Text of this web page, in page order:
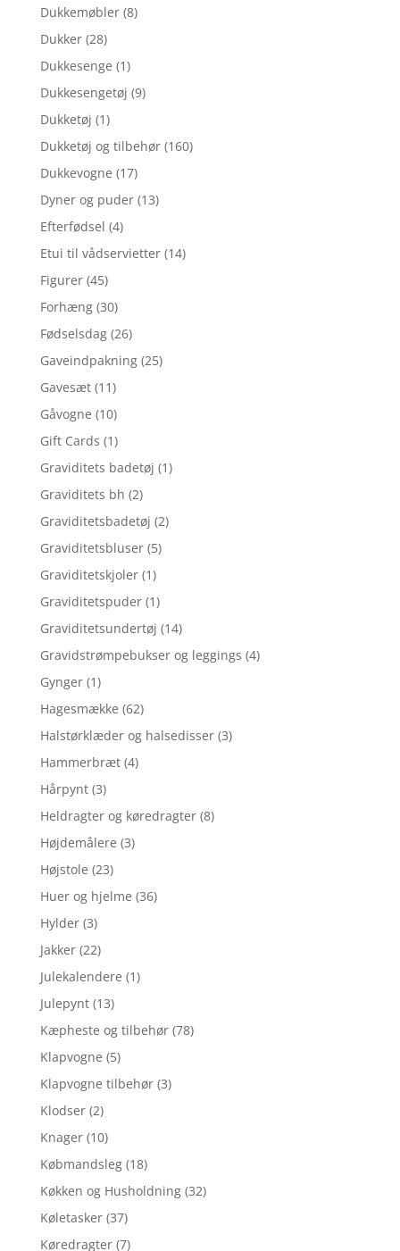
Dukkemøbler (8)
Dukker (28)
Dukkesenge (1)
Dukkesengetøj (9)
Dukketøj (1)
Dukketøj og tilbehør (160)
Dukkevogne (17)
Dyner og puder (13)
Efterfødsel (4)
Etui til vådservietter (14)
Figurer (45)
Forhæng (30)
Fødselsdag (26)
Gaveindpakning (25)
Gavesæt (11)
Gåvogne (10)
Gift Cards (1)
Graviditets badetøj (1)
Graviditets bh (2)
Graviditetsbadetøj (2)
Graviditetsbluser (5)
Graviditetskjoler (1)
Graviditetspuder (1)
Graviditetsundertøj (14)
Gravidstrømpebukser og leggings (4)
Gynger (1)
Hagesmække (62)
Halstørklæder og halsedisser (3)
Hammerbræt (4)
Hårpynt (3)
Heldragter og køredragter (8)
Højdemålere (3)
Højstole (23)
Huer og hjelme (36)
Hylder (3)
Jakker (22)
Julekalendere (1)
Julepynt (13)
Kæpheste og tilbehør (78)
Klapvogne (5)
Klapvogne tilbehør (3)
Klodser (2)
Knager (10)
Købmandsleg (18)
Køkken og Husholdning (32)
Køletasker (37)
Køredragter (7)